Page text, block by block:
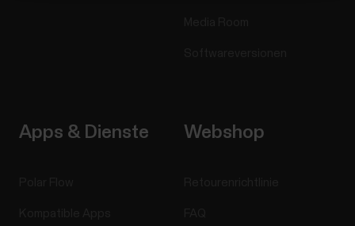
Apps & Dienste Webshop